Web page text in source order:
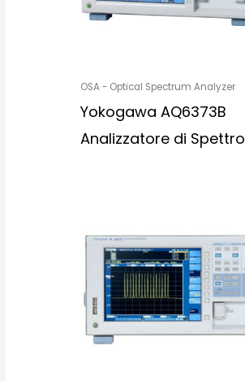
OSA - Optical Spectrum Analyzer
Yokogawa AQ6373B
Analizzatore di Spettro